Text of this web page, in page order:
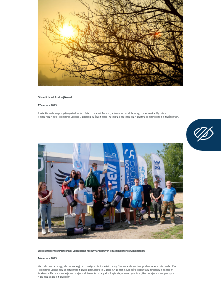
Odszedł dr inż. Andrzej Nowak
17 czerwca 2025
Z wielkim smutkiem przyjęliśmy wiadomość o śmierci dra inż. Andrzeja Nowaka, wieloletniego pracownika Wydziału
Mechanicznego Politechniki Opolskiej, adiunkta w ówczesnej Katedrze Materiałoznawstwa i Technologii Bezwiórowych.
Sukces studentów Politechniki Opolskiej na międzynarodowych regatach betonowych kajaków
16 czerwca 2025
Niecodzienna przygoda, innowacyjne rozwiązania i zasłużone wyróżnienia – tak można podsumować udział studentów
Politechniki Opolskiej w prestiżowych zawodach Concrete Canoe Challenge 2025, które odbyły się w miniony weekend w
Krakowie. Reprezentacja naszej uczelni wróciła z regat z drugim miejscem w rywalizacji kobiecej oraz nagrodą za
najlżejszy kajak zawodów.